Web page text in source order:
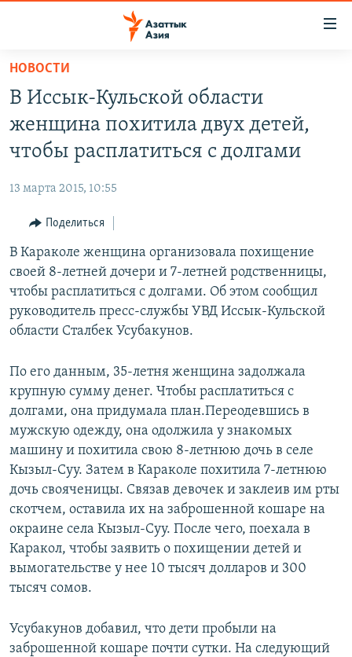
Вернуться
основному
содержанию
Вернутся
главной
навигации
Вернутся
поиску
КЫРГЫЗСТАН
ТАДЖИКИСТАН
ВОЙНА В УКРАИНЕ
ҚАЗАҚША
КЫРГЫЗЧА
ЎЗБЕКЧА
ТОҶИКӢ
TÜRKMENÇE
Все сайты РСЕ/РС
НОВОСТИ
В Иссык-Кульской области
женщина похитила двух детей,
чтобы расплатиться с долгами
13 марта 2015, 10:55
Поделиться
В Караколе женщина организовала похищение
своей 8-летней дочери и 7-летней родственницы,
чтобы расплатиться с долгами. Об этом сообщил
руководитель пресс-службы УВД Иссык-Кульской
области Сталбек Усубакунов.
По его данным, 35-летня женщина задолжала
крупную сумму денег. Чтобы расплатиться с
долгами, она придумала план.Переодевшись в
мужскую одежду, она одолжила у знакомых
машину и похитила свою 8-летнюю дочь в селе
Кызыл-Суу. Затем в Караколе похитила 7-летнюю
дочь свояченицы. Связав девочек и заклеив им рты
скотчем, оставила их на заброшенной кошаре на
окраине села Кызыл-Суу. После чего, поехала в
Каракол, чтобы заявить о похищении детей и
вымогательстве у нее 10 тысяч долларов и 300
тысяч сомов.
Усубакунов добавил, что дети пробыли на
заброшенной кошаре почти сутки. На следующий